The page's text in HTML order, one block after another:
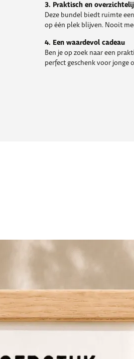
3. Praktisch en
Deze bundel biedt ruimte
op één plek blijven. Nooit
4. Een waardevol cadeau
Ben je op zoek naar een
perfect geschenk voor jonge